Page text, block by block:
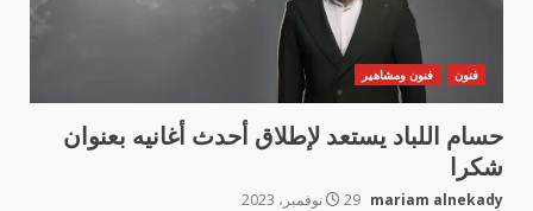
فنون فنون ومشاهير
حسام اللباد يستعد لإطلاق أحدث أغانيه بعنوان
شكرا
mariam alnekady 29 نوفمبر، 2023